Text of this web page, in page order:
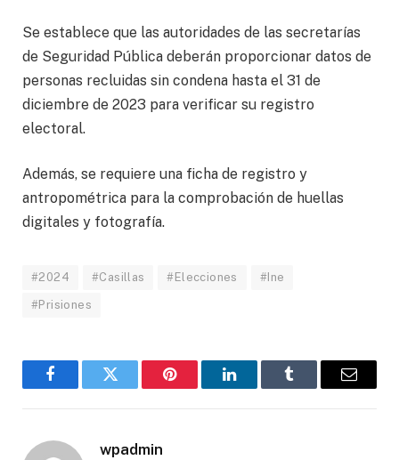
Se establece que las autoridades de las secretarías
de Seguridad Pública deberán proporcionar datos de
personas recluidas sin condena hasta el 31 de
diciembre de 2023 para verificar su registro
electoral.
Además, se requiere una ficha de registro y
antropométrica para la comprobación de huellas
digitales y fotografía.
#2024 #Casillas #Elecciones #Ine
#Prisiones
FacebookTwitter Pinterest LinkedInTumblr Email
wpadmin